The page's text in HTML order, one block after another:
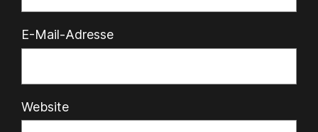
E-Mail-Adresse
Website